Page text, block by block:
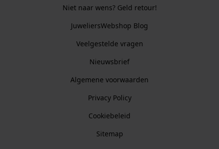
Niet naar wens? Geld retour!
JuweliersWebshop Blog
Veelgestelde vragen
Nieuwsbrief
Algemene voorwaarden
Privacy Policy
Cookiebeleid
Sitemap